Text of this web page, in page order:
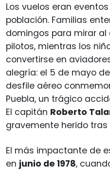
Los vuelos eran
población. Familias
domingos para mirar al
pilotos, mientras los
convertirse en
alegría: el 5 de mayo
desfile aéreo
Puebla, un trágico
El capitán Roberto
gravemente herido
El más impactante de
en junio de 1978,